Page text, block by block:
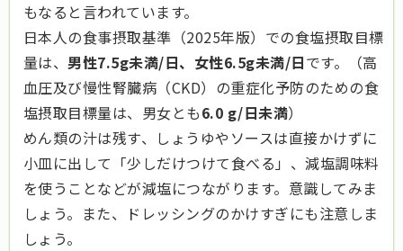
もなると言われています。
日本人の食事摂取基準（2025年版）での食塩摂取目標
量は、男性7.5g未満/日、女性6.5g未満/日です。（高
血圧及び慢性腎臓病（CKD）の重症化予防のための食
塩摂取目標量は、男女とも6.0 g/日未満）
めん類の汁は残す、しょうゆやソースは直接かけずに
小皿に出して「少しだけつけて食べる」、減塩調味料
を使うことなどが減塩につながります。意識してみま
しょう。また、ドレッシングのかけすぎにも注意しま
しょう。